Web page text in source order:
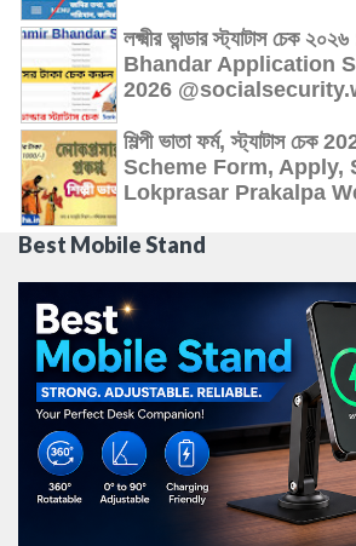
লক্ষ্মীর ভান্ডার স্ট্যাটাস চেক
Bhandar Application
2026
শিল্পী ভাতা ফর্ম, স্ট্যাটাস
Scheme Form, Apply,
Lokprasar Prakalpa
Best Mobile Stand